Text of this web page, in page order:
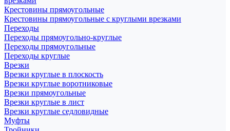
Крестовины прямоугольные
Крестовины прямоугольные с круглыми врезками
Переходы
Переходы прямоугольно-круглые
Переходы прямоугольные
Переходы круглые
Врезки
Врезки круглые в плоскость
Врезки круглые воротниковые
Врезки прямоугольные
Врезки круглые в лист
Врезки круглые седловидные
Муфты